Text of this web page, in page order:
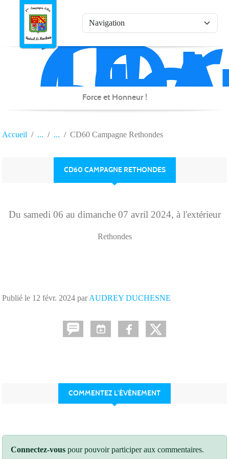
de
Force et Honneur !
Accueil CD60 Campagne Rethondes
CD60 CAMPAGNE RETHONDES
Du samedi 06 au dimanche 07 avril 2024, à l'extérieur
Rethondes
Publié le 12 févr. 2024 parAUDREY DUCHESNE
COMMENTEZ L’ÉVÈNEMENT
Connectez-vous pour pouvoir participer aux commentaires.
Panneau de gestion des cookies